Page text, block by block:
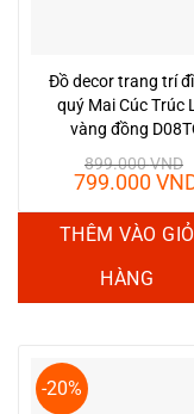
Đồ decor trang trí
quý Mai Cúc Trúc
vàng đồng
899.000VND
Giá
là:
899.000 VND.
799.000
THÊM VÀO GIỎ
HÀNG
-20%